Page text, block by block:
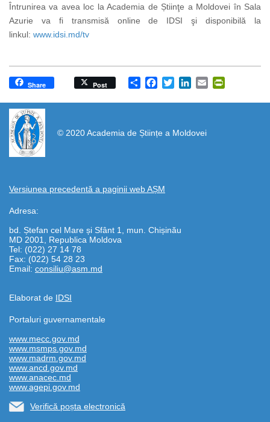
Întrunirea va avea loc la Academia de Știinţe a Moldovei în Sala
Azurie va fi transmisă online de IDSI şi disponibilă la
linkul: www.idsi.md/tv
Share
Share Post Facebook
TwitterLinkedIn
Email
© 2020 Academia de Științe a Moldovei
Versiunea precedentă a paginii web AȘM
Adresa:
bd. Ștefan cel Mare și Sfânt 1, mun. Chișinău
MD 2001, Republica Moldova
Tel: (022) 27 14 78
Fax: (022) 54 28 23
Email: consiliu@asm.md
Elaborat de IDSI
https://propletenie.ru/
Portaluri guvernamentale
www.mecc.gov.md
www.msmps.gov.md
www.madrm.gov.md
www.ancd.gov.md
www.anacec.md
www.agepi.gov.md
Verifică poșta electronică